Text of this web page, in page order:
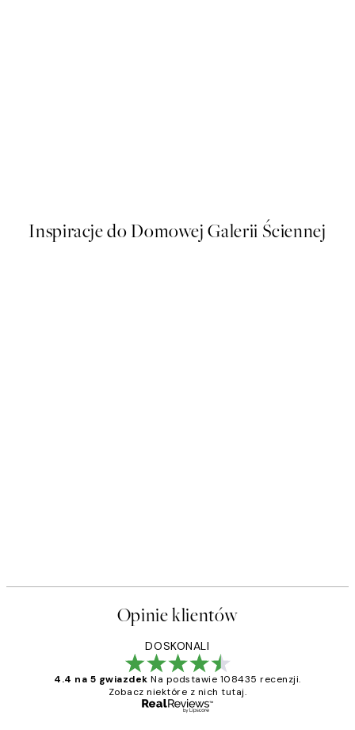
Inspiracje do Domowej Galerii Ściennej
Opinie klientów
DOSKONALI
4.4 na 5 gwiazdek Na podstawie 108435 recenzji.
Zobacz niektóre z nich tutaj.